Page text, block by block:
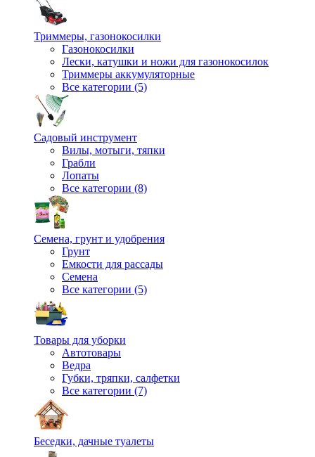
Триммеры, газонокосилки
Газонокосилки
Лески, катушки и ножи для газонокосилок
Триммеры аккумуляторные
Все категории (5)
Садовый инструмент
Вилы, мотыги, тяпки
Грабли
Лопаты
Все категории (8)
Семена, грунт и удобрения
Грунт
Емкости для рассады
Семена
Все категории (5)
Товары для уборки
Автотовары
Ведра
Губки, тряпки, салфетки
Все категории (7)
Беседки, дачные туалеты